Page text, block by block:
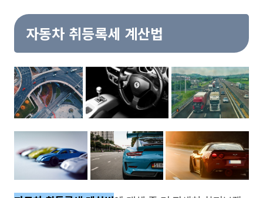
자동차 취등록세 계산법